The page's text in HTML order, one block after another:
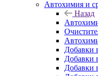
Автохимия и
Назад
Добавки
Добавки
Добавки